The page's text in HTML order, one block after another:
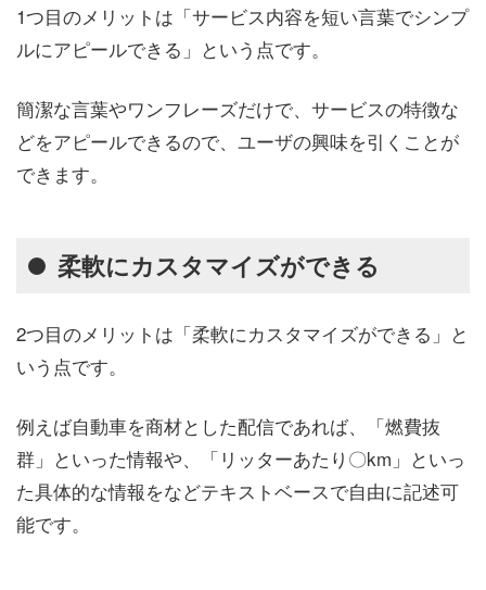
1つ目のメリットは「サービス内容を短い言葉でシンプ
ルにアピールできる」という点です。
簡潔な言葉やワンフレーズだけで、サービスの特徴な
どをアピールできるので、ユーザの興味を引くことが
できます。
柔軟にカスタマイズができる
2つ目のメリットは「柔軟にカスタマイズができる」と
いう点です。
例えば自動車を商材とした配信であれば、「燃費抜
群」といった情報や、「リッターあたり〇km」といっ
た具体的な情報をなどテキストベースで自由に記述可
能です。